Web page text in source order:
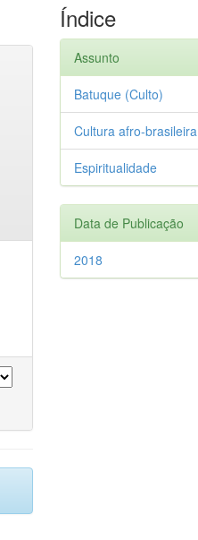
Índice
Assunto
Batuque (Culto)
Cultura afro-brasileira
Espiritualidade
Data de Publicação
2018